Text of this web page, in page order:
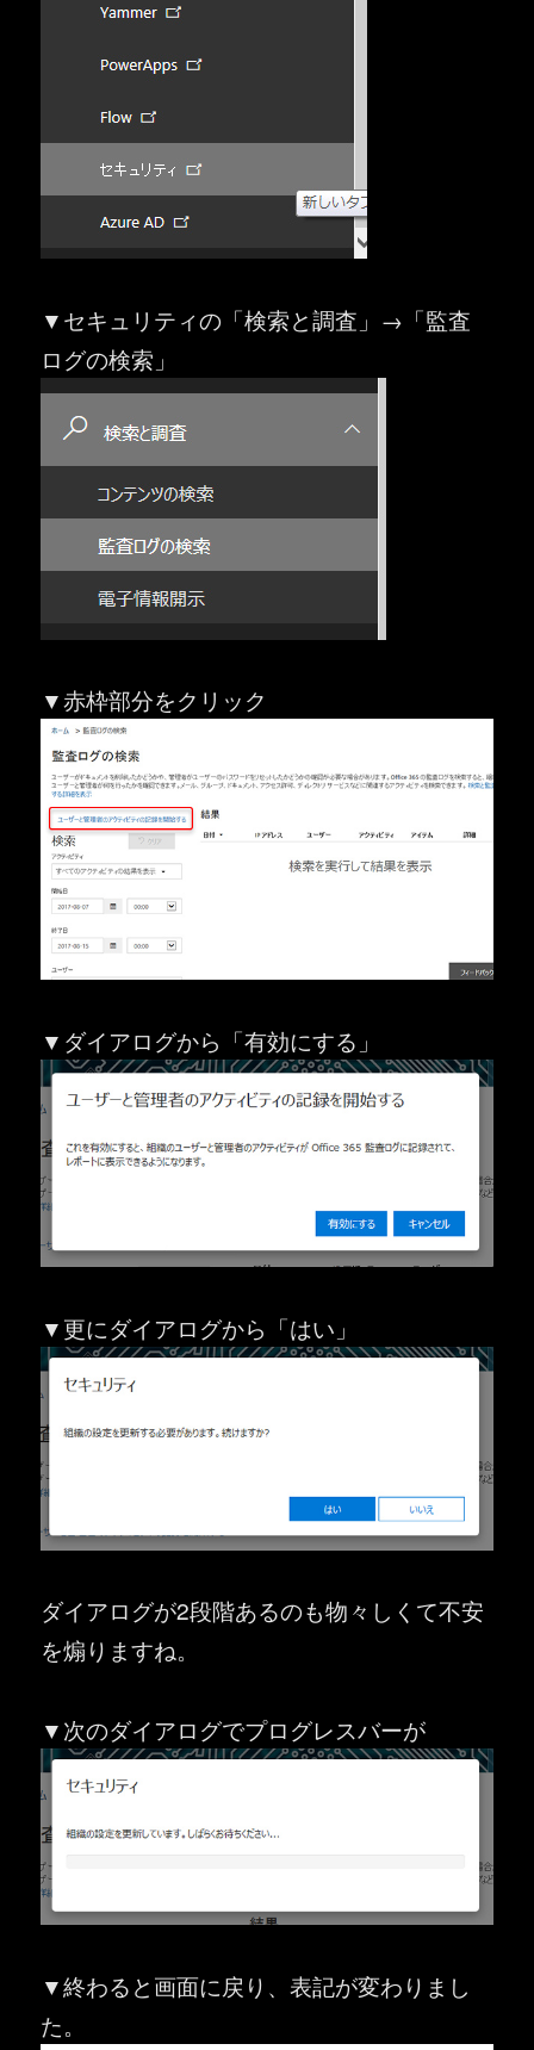
▼セキュリティの「検索と調査」→「監査
ログの検索」
▼赤枠部分をクリック
▼ダイアログから「有効にする」
▼更にダイアログから「はい」
ダイアログが2段階あるのも物々しくて不安
を煽りますね。
▼次のダイアログでプログレスバーが
▼終わると画面に戻り、表記が変わりまし
た。